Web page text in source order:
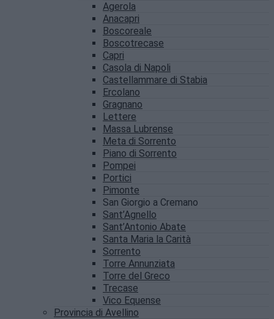
Agerola
Anacapri
Boscoreale
Boscotrecase
Capri
Casola di Napoli
Castellammare di Stabia
Ercolano
Gragnano
Lettere
Massa Lubrense
Meta di Sorrento
Piano di Sorrento
Pompei
Portici
Pimonte
San Giorgio a Cremano
Sant’Agnello
Sant’Antonio Abate
Santa Maria la Carità
Sorrento
Torre Annunziata
Torre del Greco
Trecase
Vico Equense
Provincia di Avellino